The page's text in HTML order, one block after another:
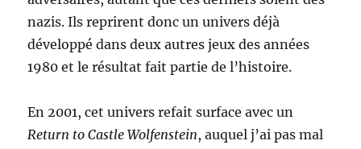
nazis. Ils reprirent donc un univers déjà
développé dans deux autres jeux des années
1980 et le résultat fait partie de l’histoire.
En 2001, cet univers refait surface avec un
Return to Castle Wolfenstein, auquel j’ai pas mal